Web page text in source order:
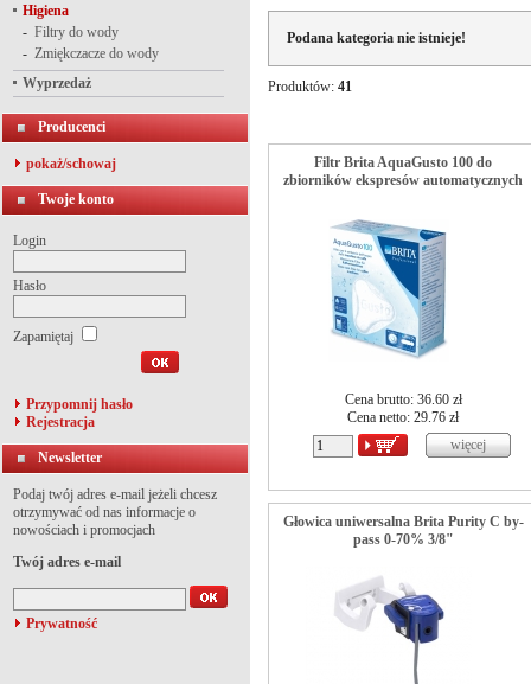
Higiena
- Filtry do wody
- Zmiękczacze do wody
Wyprzedaż
Producenci
pokaż/schowaj
Twoje konto
Login
Hasło
Zapamiętaj
Przypomnij hasło
Rejestracja
Newsletter
Podaj twój adres e-mail jeżeli chcesz
otrzymywać od nas informacje o
nowościach i promocjach
Twój adres e-mail
Prywatność
Podana kategoria nie istnieje!
Produktów: 41
Filtr Brita AquaGusto 100 do
zbiorników ekspresów automatycznych
Cena brutto: 36.60 zł
Cena netto: 29.76 zł
Głowica uniwersalna Brita Purity C by-
pass 0-70% 3/8"